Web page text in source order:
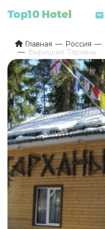
Главная Россия
Вырицкие Тарханы